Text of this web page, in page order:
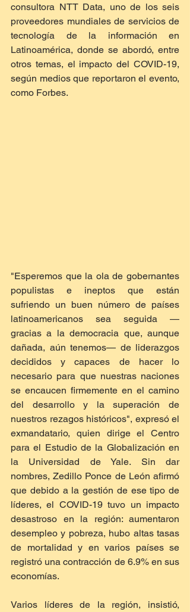
consultora NTT Data, uno de los seis
proveedores mundiales de servicios de
tecnología de la información en
Latinoamérica, donde se abordó, entre
otros temas, el impacto del COVID-19,
según medios que reportaron el evento,
como Forbes.
"Esperemos que la ola de gobernantes
populistas e ineptos que están
sufriendo un buen número de países
latinoamericanos sea seguida —
gracias a la democracia que, aunque
dañada, aún tenemos— de liderazgos
decididos y capaces de hacer lo
necesario para que nuestras naciones
se encaucen firmemente en el camino
del desarrollo y la superación de
nuestros rezagos históricos", expresó el
exmandatario, quien dirige el Centro
para el Estudio de la Globalización en
la Universidad de Yale. Sin dar
nombres, Zedillo Ponce de León afirmó
que debido a la gestión de ese tipo de
líderes, el COVID-19 tuvo un impacto
desastroso en la región: aumentaron
desempleo y pobreza, hubo altas tasas
de mortalidad y en varios países se
registró una contracción de 6.9% en sus
economías.
Varios líderes de la región, insistió,